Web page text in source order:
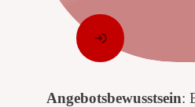
Angebotsbewusstsein: